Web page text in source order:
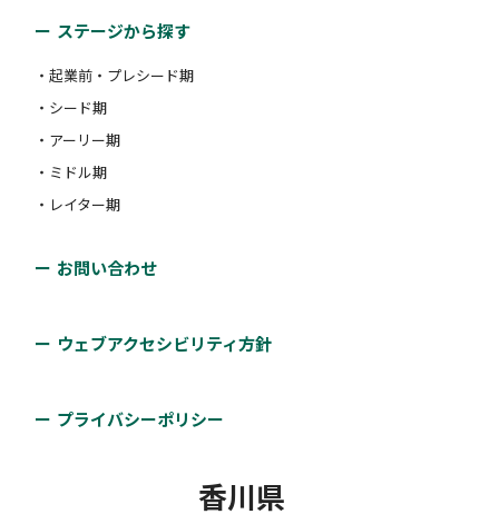
ステージから探す
・起業前・プレシード期
・シード期
・アーリー期
・ミドル期
・レイター期
お問い合わせ
ウェブアクセシビリティ方針
プライバシーポリシー
香川県